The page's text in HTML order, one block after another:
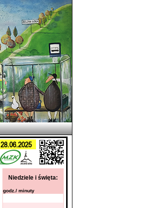
28.06.2025
Niedziele i święta:
godz./ minuty